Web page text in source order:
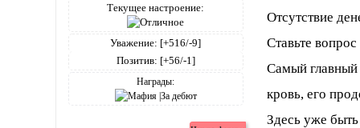
Текущее настроение:
Уважение: [+516/-9]
Позитив: [+56/-1]
Награды:
Отсутствие
Ставьте
Самый главный
кровь, его
Здесь уже